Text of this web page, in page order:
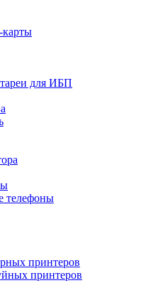
для ИБП
телефоны
принтеров
принтеров